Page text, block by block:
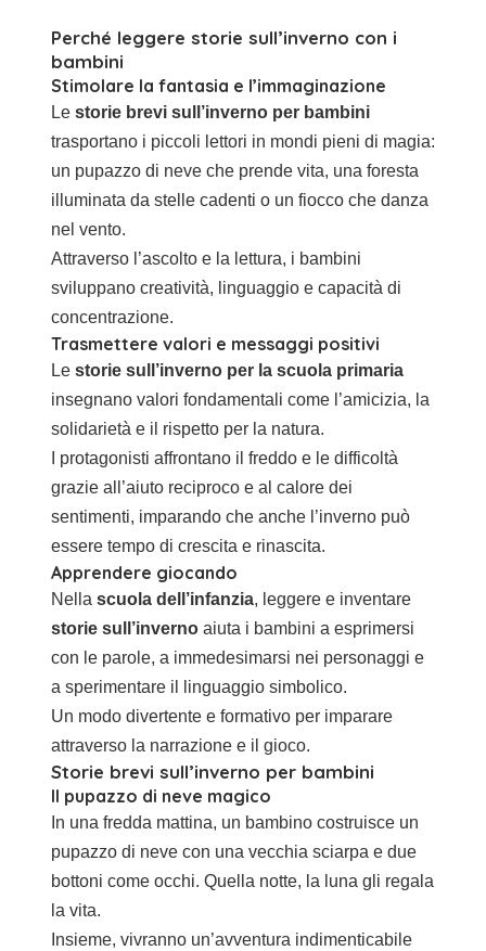
Perché leggere storie sull’inverno con i
bambini
Stimolare la fantasia e l’immaginazione
Le storie brevi sull’inverno per bambini
trasportano i piccoli lettori in mondi pieni di magia:
un pupazzo di neve che prende vita, una foresta
illuminata da stelle cadenti o un fiocco che danza
nel vento.
Attraverso l’ascolto e la lettura, i bambini
sviluppano creatività, linguaggio e capacità di
concentrazione.
Trasmettere valori e messaggi positivi
Le storie sull’inverno per la scuola primaria
insegnano valori fondamentali come l’amicizia, la
solidarietà e il rispetto per la natura.
I protagonisti affrontano il freddo e le difficoltà
grazie all’aiuto reciproco e al calore dei
sentimenti, imparando che anche l’inverno può
essere tempo di crescita e rinascita.
Apprendere giocando
Nella scuola dell’infanzia, leggere e inventare
storie sull’inverno aiuta i bambini a esprimersi
con le parole, a immedesimarsi nei personaggi e
a sperimentare il linguaggio simbolico.
Un modo divertente e formativo per imparare
attraverso la narrazione e il gioco.
Storie brevi sull’inverno per bambini
Il pupazzo di neve magico
In una fredda mattina, un bambino costruisce un
pupazzo di neve con una vecchia sciarpa e due
bottoni come occhi. Quella notte, la luna gli regala
la vita.
Insieme, vivranno un’avventura indimenticabile